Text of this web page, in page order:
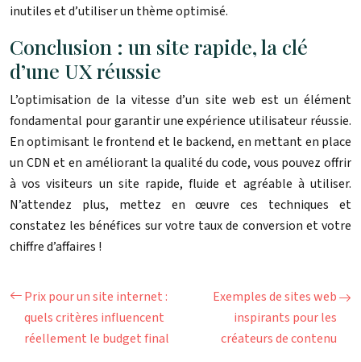
inutiles et d’utiliser un thème optimisé.
Conclusion : un site rapide, la clé
d’une UX réussie
L’optimisation de la vitesse d’un site web est un élément
fondamental pour garantir une expérience utilisateur réussie.
En optimisant le frontend et le backend, en mettant en place
un CDN et en améliorant la qualité du code, vous pouvez offrir
à vos visiteurs un site rapide, fluide et agréable à utiliser.
N’attendez plus, mettez en œuvre ces techniques et
constatez les bénéfices sur votre taux de conversion et votre
chiffre d’affaires !
Prix pour un site internet :
quels critères influencent
réellement le budget final
Exemples de sites web
inspirants pour les
créateurs de contenu